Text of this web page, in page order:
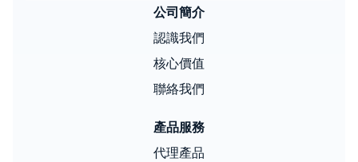
公司簡介
認識我們
核心價值
聯絡我們
產品服務
代理產品